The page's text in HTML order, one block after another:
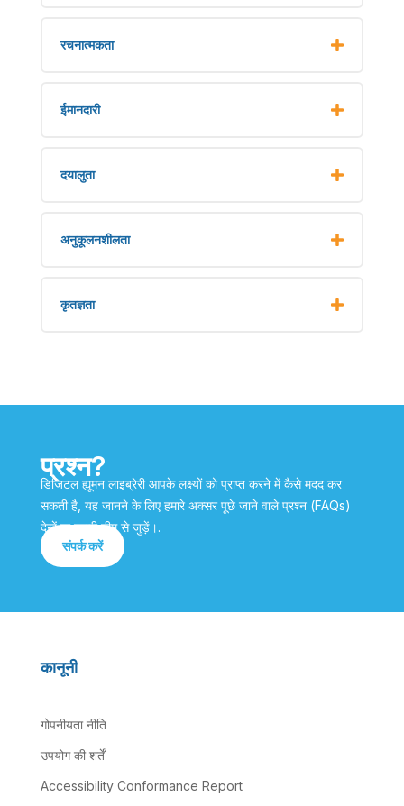
रचनात्मकता
ईमानदारी
दयालुता
अनुकूलनशीलता
कृतज्ञता
प्रश्न?
डिजिटल ह्यूमन लाइब्रेरी आपके लक्ष्यों को प्राप्त करने में कैसे मदद कर
सकती है, यह जानने के लिए हमारे अक्सर पूछे जाने वाले प्रश्न (FAQs)
देखें या हमारी टीम से जुड़ें।.
संपर्क करें
कानूनी
गोपनीयता नीति
उपयोग की शर्तें
Accessibility Conformance Report